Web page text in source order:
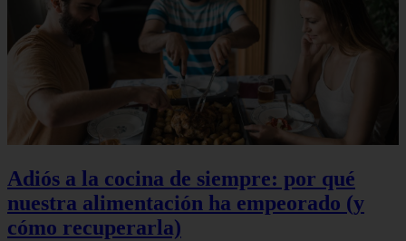
Adiós a la cocina de siempre: por qué
nuestra alimentación ha empeorado (y
cómo recuperarla)